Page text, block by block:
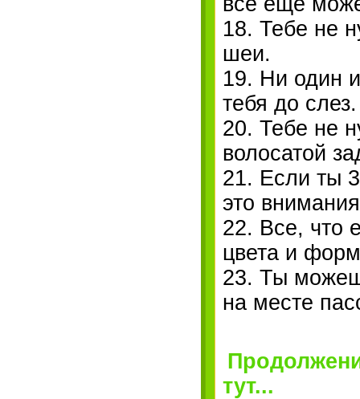
18. Тебе не
шеи.
19. Ни один
тебя до слез.
20. Тебе не
волосатой
21. Если ты
это
22. Все, что
цвета и
23. Ты
на месте
тут...